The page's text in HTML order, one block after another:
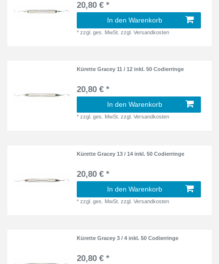
20,80 € *
In den Warenkorb
*zzgl. ges. MwSt. zzgl.Versandkosten
Kürette Gracey 11 / 12 inkl. 50 Codierringe
20,80 € *
In den Warenkorb
*zzgl. ges. MwSt. zzgl.Versandkosten
Kürette Gracey 13 / 14 inkl. 50 Codierringe
20,80 € *
In den Warenkorb
*zzgl. ges. MwSt. zzgl.Versandkosten
Kürette Gracey 3 / 4 inkl. 50 Codierringe
20,80 € *